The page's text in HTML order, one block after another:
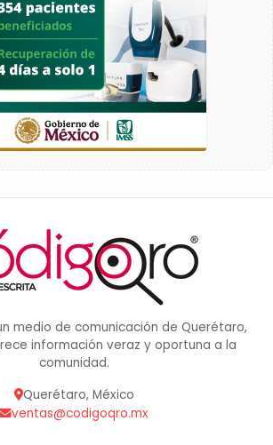
medio de comunicación de Querétaro,
información veraz y oportuna a la
comunidad.
Querétaro, México
ventas@codigoqro.mx